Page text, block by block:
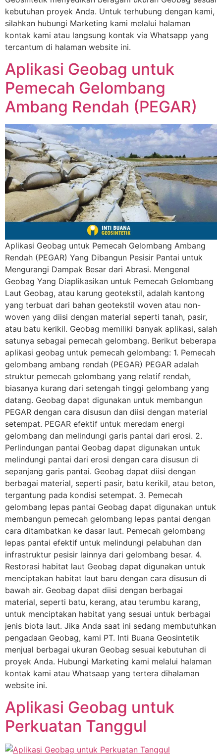
kebutuhan proyek Anda. Untuk terhubung dengan kami,
silahkan hubungi Marketing kami melalui halaman
kontak kami atau langsung kontak via Whatsapp yang
tercantum di halaman website ini.
Aplikasi Geobag untuk
Pemecah Gelombang
Ambang Rendah (PEGAR)
Aplikasi Geobag untuk Pemecah Gelombang Ambang
Rendah (PEGAR) Yang Dibangun Pesisir Pantai untuk
Mengurangi Dampak Besar dari Abrasi. Mengenal
Geobag Yang Diaplikasikan untuk Pemecah Gelombang
Laut Geobag, atau karung geotekstil, adalah kantong
yang terbuat dari bahan geotekstil woven atau non-
woven yang diisi dengan material seperti tanah, pasir,
atau batu kerikil. Geobag memiliki banyak aplikasi, salah
satunya sebagai pemecah gelombang. Berikut beberapa
aplikasi geobag untuk pemecah gelombang: 1. Pemecah
gelombang ambang rendah (PEGAR) PEGAR adalah
struktur pemecah gelombang yang relatif rendah,
biasanya kurang dari setengah tinggi gelombang yang
datang. Geobag dapat digunakan untuk membangun
PEGAR dengan cara disusun dan diisi dengan material
setempat. PEGAR efektif untuk meredam energi
gelombang dan melindungi garis pantai dari erosi. 2.
Perlindungan pantai Geobag dapat digunakan untuk
melindungi pantai dari erosi dengan cara disusun di
sepanjang garis pantai. Geobag dapat diisi dengan
berbagai material, seperti pasir, batu kerikil, atau beton,
tergantung pada kondisi setempat. 3. Pemecah
gelombang lepas pantai Geobag dapat digunakan untuk
membangun pemecah gelombang lepas pantai dengan
cara ditambatkan ke dasar laut. Pemecah gelombang
lepas pantai efektif untuk melindungi pelabuhan dan
infrastruktur pesisir lainnya dari gelombang besar. 4.
Restorasi habitat laut Geobag dapat digunakan untuk
menciptakan habitat laut baru dengan cara disusun di
bawah air. Geobag dapat diisi dengan berbagai
material, seperti batu, kerang, atau terumbu karang,
untuk menciptakan habitat yang sesuai untuk berbagai
jenis biota laut. Jika Anda saat ini sedang membutuhkan
pengadaan Geobag, kami PT. Inti Buana Geosintetik
menjual berbagai ukuran Geobag sesuai kebutuhan di
proyek Anda. Hubungi Marketing kami melalui halaman
kontak kami atau Whatsaap yang tertera dihalaman
website ini.
Aplikasi Geobag untuk
Perkuatan Tanggul